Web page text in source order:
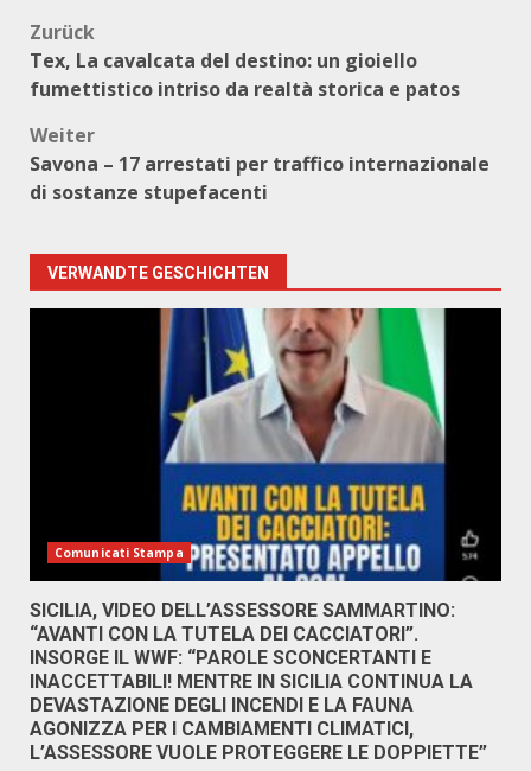
Beitragsnavigation
Zurück
Tex, La cavalcata del destino: un gioiello
fumettistico intriso da realtà storica e patos
Weiter
Savona – 17 arrestati per traffico internazionale
di sostanze stupefacenti
VERWANDTE GESCHICHTEN
Comunicati Stampa
SICILIA, VIDEO DELL’ASSESSORE SAMMARTINO:
“AVANTI CON LA TUTELA DEI CACCIATORI”.
INSORGE IL WWF: “PAROLE SCONCERTANTI E
INACCETTABILI! MENTRE IN SICILIA CONTINUA LA
DEVASTAZIONE DEGLI INCENDI E LA FAUNA
AGONIZZA PER I CAMBIAMENTI CLIMATICI,
L’ASSESSORE VUOLE PROTEGGERE LE DOPPIETTE”